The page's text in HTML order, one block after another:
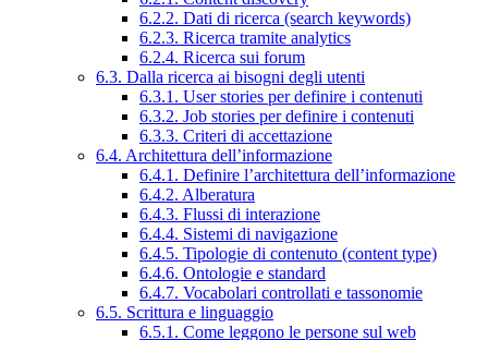
6.2.2. Dati di ricerca (search keywords)
6.2.3. Ricerca tramite analytics
6.2.4. Ricerca sui forum
6.3. Dalla ricerca ai bisogni degli utenti
6.3.1. User stories per definire i contenuti
6.3.2. Job stories per definire i contenuti
6.3.3. Criteri di accettazione
6.4. Architettura dell’informazione
6.4.1. Definire l’architettura dell’informazione
6.4.2. Alberatura
6.4.3. Flussi di interazione
6.4.4. Sistemi di navigazione
6.4.5. Tipologie di contenuto (content type)
6.4.6. Ontologie e standard
6.4.7. Vocabolari controllati e tassonomie
6.5. Scrittura e linguaggio
6.5.1. Come leggono le persone sul web